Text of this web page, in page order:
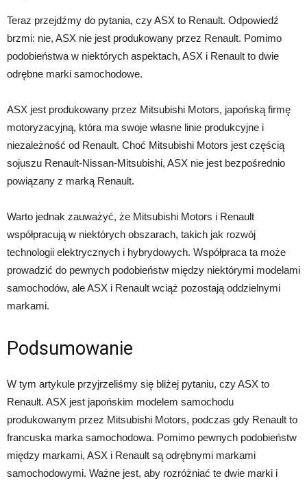
Teraz przejdźmy do pytania, czy ASX to Renault. Odpowiedź
brzmi: nie, ASX nie jest produkowany przez Renault. Pomimo
podobieństwa w niektórych aspektach, ASX i Renault to dwie
odrębne marki samochodowe.
ASX jest produkowany przez Mitsubishi Motors, japońską firmę
motoryzacyjną, która ma swoje własne linie produkcyjne i
niezależność od Renault. Choć Mitsubishi Motors jest częścią
sojuszu Renault-Nissan-Mitsubishi, ASX nie jest bezpośrednio
powiązany z marką Renault.
Warto jednak zauważyć, że Mitsubishi Motors i Renault
współpracują w niektórych obszarach, takich jak rozwój
technologii elektrycznych i hybrydowych. Współpraca ta może
prowadzić do pewnych podobieństw między niektórymi modelami
samochodów, ale ASX i Renault wciąż pozostają oddzielnymi
markami.
Podsumowanie
W tym artykule przyjrzeliśmy się bliżej pytaniu, czy ASX to
Renault. ASX jest japońskim modelem samochodu
produkowanym przez Mitsubishi Motors, podczas gdy Renault to
francuska marka samochodowa. Pomimo pewnych podobieństw
między markami, ASX i Renault są odrębnymi markami
samochodowymi. Ważne jest, aby rozróżniać te dwie marki i